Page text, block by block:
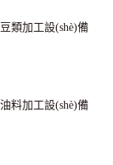
豆類加工設(shè)備
油料加工設(shè)備